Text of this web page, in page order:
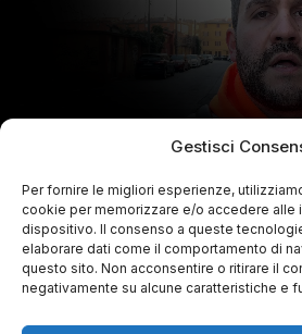
Gestisci
Per fornire le migliori esperienze,
cookie per memorizzare e/o accedere alle
dispositivo. Il consenso a queste
elaborare dati come il comportamento di
questo sito. Non acconsentire o ritirare il
negativamente su alcune caratteristiche e